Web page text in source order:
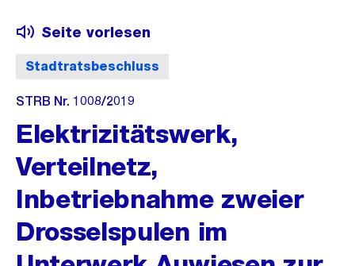
Stadtratsbeschluss
Seite vorlesen
STRB Nr. 1008/2019
Elektrizitätswerk,
Verteilnetz,
Inbetriebnahme zweier
Drosselspulen im